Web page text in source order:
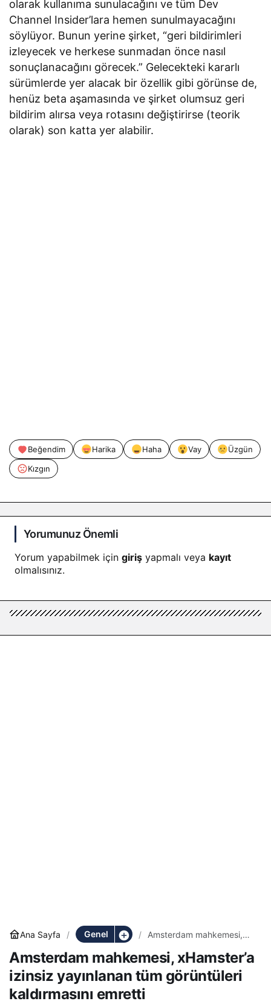
olarak kullanıma sunulacağını ve tüm Dev
Channel Insider’lara hemen sunulmayacağını
söylüyor. Bunun yerine şirket, “geri bildirimleri
izleyecek ve herkese sunmadan önce nasıl
sonuçlanacağını görecek.” Gelecekteki kararlı
sürümlerde yer alacak bir özellik gibi görünse de,
henüz beta aşamasında ve şirket olumsuz geri
bildirim alırsa veya rotasını değiştirirse (teorik
olarak) son katta yer alabilir.
Beğendim Harika Haha Vay
Üzgün
Kızgın
Yorumunuz Önemli
Yorum yapabilmek için giriş yapmalı veya kayıt
olmalısınız.
Ana Sayfa Genel
Amsterdam mahkemesi,
yayınlanan tüm görüntüleri
kaldırmasını emretti
Amsterdam mahkemesi, xHamster’a
izinsiz yayınlanan tüm görüntüleri
kaldırmasını emretti